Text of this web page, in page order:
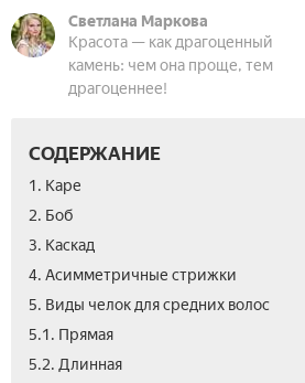
Светлана Маркова
Красота — как драгоценный
камень: чем она проще, тем
драгоценнее!
СОДЕРЖАНИЕ
1. Каре
2. Боб
3. Каскад
4. Асимметричные стрижки
5. Виды челок для средних волос
5.1. Прямая
5.2. Длинная